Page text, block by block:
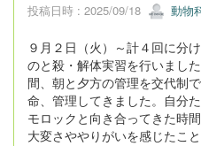
投稿日時 : 2025/09/18 動物
９月２日（火）～計４回に分
のと殺・解体実習を行いまし
間、朝と夕方の管理を交代制
命、管理してきました。自分
モロックと向き合ってきた時
大変さややりがいを感じたこと